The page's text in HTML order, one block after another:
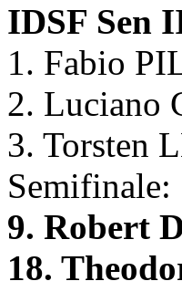
IDSF Sen
1. Fabio
2. Luciano
3. Torsten
Semifinale:
9. Robert
18.